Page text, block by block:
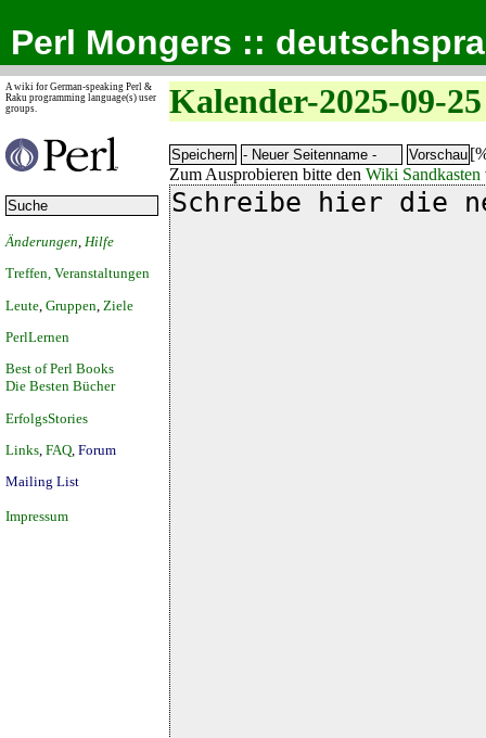
Perl Mongers ::
A wiki for German-speaking Perl &
Raku programming language(s) user
groups.
Änderungen Hilfe
Treffen, Veranstaltungen
Leute Gruppen Ziele
PerlLernen
Best of Perl Books
Die Besten Bücher
ErfolgsStories
Links FAQ Forum
Mailing List
Impressum
Kalender-2025-09-25
Zum Ausprobieren bitte den Wiki Sandkasten